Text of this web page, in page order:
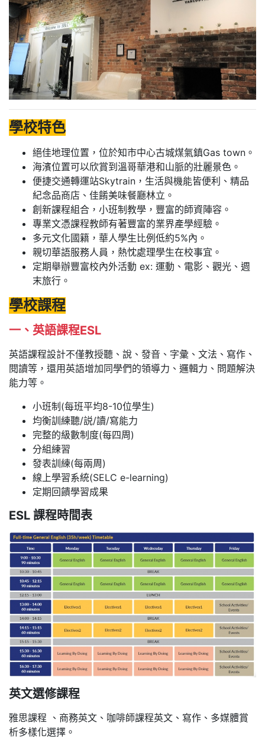
學校特色
絕佳地理位置，位於知市中心古城煤氣鎮Gas town。
海濱位置可以欣賞到溫哥華港和山脈的壯麗景色。
便捷交通轉運站Skytrain，生活與機能皆便利、精品
紀念品商店、佳餚美味餐廳林立。
創新課程組合，小班制教學，豐富的師資陣容。
專業文憑課程教師有著豐富的業界產學經驗。
多元文化國籍，華人學生比例低約5%內。
親切華語服務人員，熱忱處理學生在校事宜。
定期舉辦豐富校內外活動 ex: 運動、電影、觀光、週
末旅行。
學校課程
一、英語課程ESL
英語課程設計不僅教授聽、說、發音、字彙、文法、寫作、
閱讀等，還用英語增加同學們的領導力、邏輯力、問題解決
能力等。
小班制(每班平均8-10位學生)
均衡訓練聽/説/讀/寫能力
完整的級數制度(每四周)
分組練習
發表訓練(每兩周)
線上學習系統(SELC e-learning)
定期回饋學習成果
ESL 課程時間表
英文選修課程
雅思課程 、商務英文、咖啡師課程英文、寫作、多媒體賞
析多樣化選擇。